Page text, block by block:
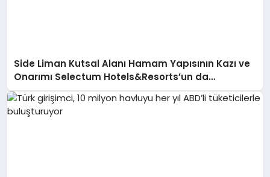
Side Liman Kutsal Alanı Hamam Yapısının Kazı ve
Onarımı Selectum Hotels&Resorts’un da
Katkılarıyla Tamamlandı